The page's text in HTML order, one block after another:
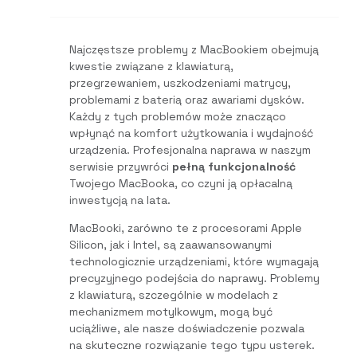
Najczęstsze problemy z MacBookiem obejmują
kwestie związane z klawiaturą,
przegrzewaniem, uszkodzeniami matrycy,
problemami z baterią oraz awariami dysków.
Każdy z tych problemów może znacząco
wpłynąć na komfort użytkowania i wydajność
urządzenia. Profesjonalna naprawa w naszym
serwisie przywróci pełną funkcjonalność
Twojego MacBooka, co czyni ją opłacalną
inwestycją na lata.
MacBooki, zarówno te z procesorami Apple
Silicon, jak i Intel, są zaawansowanymi
technologicznie urządzeniami, które wymagają
precyzyjnego podejścia do naprawy. Problemy
z klawiaturą, szczególnie w modelach z
mechanizmem motylkowym, mogą być
uciążliwe, ale nasze doświadczenie pozwala
na skuteczne rozwiązanie tego typu usterek.